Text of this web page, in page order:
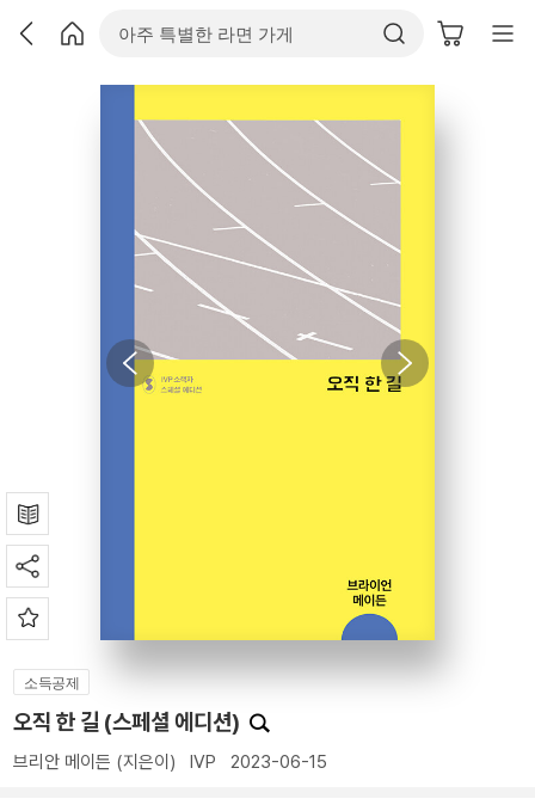
소득공제
오직 한 길 (스페셜 에디션)
브리안 메이든 (지은이) IVP 2023-06-15